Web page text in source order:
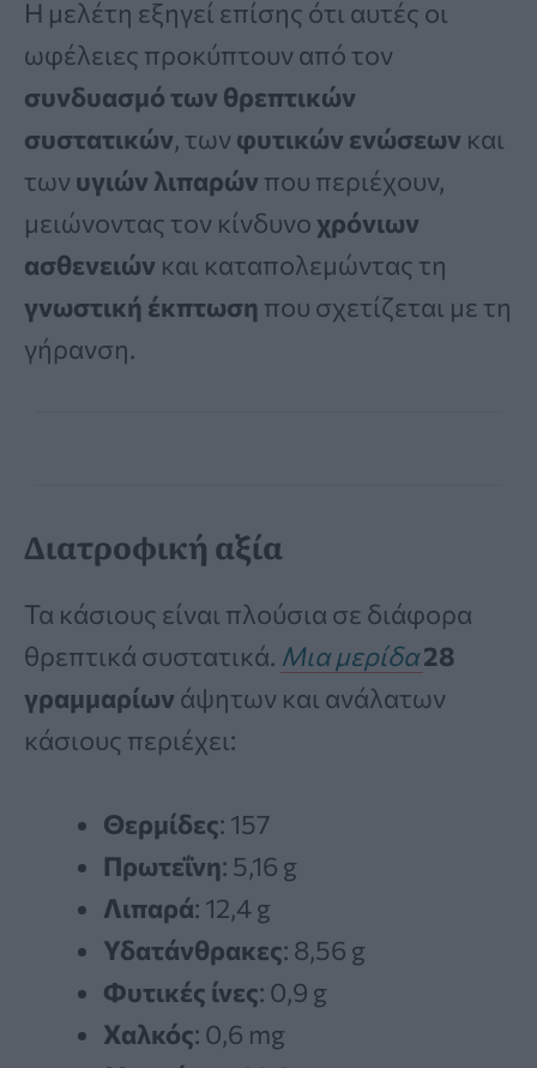
Η μελέτη εξηγεί επίσης ότι αυτές οι
ωφέλειες προκύπτουν από τον
συνδυασμό των θρεπτικών
συστατικών, των φυτικών ενώσεων και
των υγιών λιπαρών που περιέχουν,
μειώνοντας τον κίνδυνο χρόνιων
ασθενειών και καταπολεμώντας τη
γνωστική έκπτωση που σχετίζεται με τη
γήρανση.
Διατροφική αξία
Τα κάσιους είναι πλούσια σε διάφορα
θρεπτικά συστατικά. Μια μερίδα28
γραμμαρίων άψητων και ανάλατων
κάσιους περιέχει:
Θερμίδες: 157
Πρωτεΐνη: 5,16 g
Λιπαρά: 12,4 g
Υδατάνθρακες: 8,56 g
Φυτικές ίνες: 0,9 g
Χαλκός: 0,6 mg